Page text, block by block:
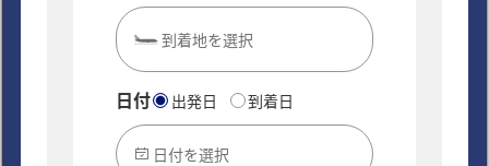
到着地を選択
日付 出発日 到着日
日付を選択